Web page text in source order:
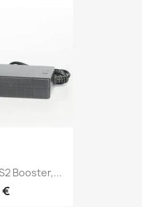
Booster,...
€